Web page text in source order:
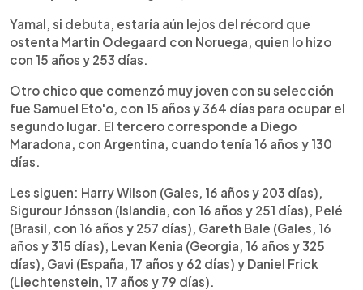
Yamal, si debuta, estaría aún lejos del récord que
ostenta Martin Odegaard con Noruega, quien lo hizo
con 15 años y 253 días.
Otro chico que comenzó muy joven con su selección
fue Samuel Eto'o, con 15 años y 364 días para ocupar el
segundo lugar. El tercero corresponde a Diego
Maradona, con Argentina, cuando tenía 16 años y 130
días.
Les siguen: Harry Wilson (Gales, 16 años y 203 días),
Sigurour Jónsson (Islandia, con 16 años y 251 días), Pelé
(Brasil, con 16 años y 257 días), Gareth Bale (Gales, 16
años y 315 días), Levan Kenia (Georgia, 16 años y 325
días), Gavi (España, 17 años y 62 días) y Daniel Frick
(Liechtenstein, 17 años y 79 días).